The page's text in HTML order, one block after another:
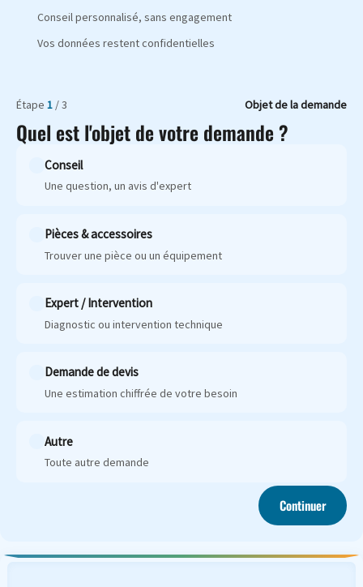
Conseil personnalisé, sans engagement
Vos données restent confidentielles
Étape 1 / 3 Objet de la demande
Quel est l'objet de votre demande ?
Conseil
Une question, un avis d'expert
Pièces & accessoires
Trouver une pièce ou un équipement
Expert / Intervention
Diagnostic ou intervention technique
Demande de devis
Une estimation chiffrée de votre besoin
Autre
Toute autre demande
Continuer